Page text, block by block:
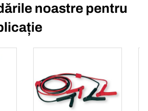
noastre pentru